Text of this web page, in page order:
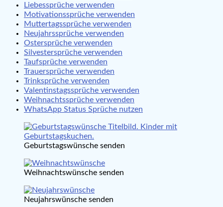
Liebessprüche verwenden
Motivationssprüche verwenden
Muttertagssprüche verwenden
Neujahrssprüche verwenden
Ostersprüche verwenden
Silvestersprüche verwenden
Taufsprüche verwenden
Trauersprüche verwenden
Trinksprüche verwenden
Valentinstagssprüche verwenden
Weihnachtssprüche verwenden
WhatsApp Status Sprüche nutzen
Geburtstagswünsche senden
Weihnachtswünsche senden
Neujahrswünsche senden